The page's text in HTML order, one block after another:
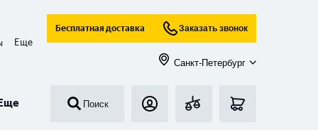
Еще
Бесплатная доставка Заказать звонок
Санкт-Петербург
Поиск